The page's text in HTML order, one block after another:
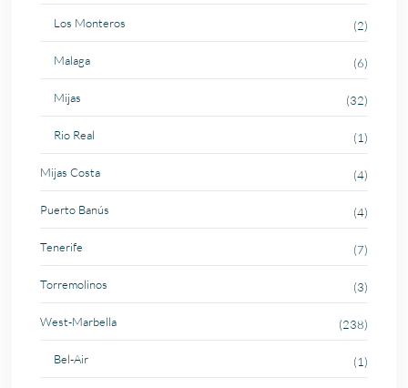
Los Monteros (2)
Malaga (6)
Mijas (32)
Rio Real (1)
Mijas Costa (4)
Puerto Banús (4)
Tenerife (7)
Torremolinos (3)
West-Marbella (238)
Bel-Air (1)